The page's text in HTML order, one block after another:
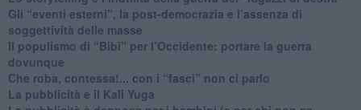
​Gli “eventi esterni”, la post-democrazia e l’assenza di
soggettività delle masse
​Il populismo di “Bibi” per l’Occidente: portare la guerra
dovunque
​Che roba, contessa!... con i “fasci” non ci parlo
La pubblicità e il Kali Yuga